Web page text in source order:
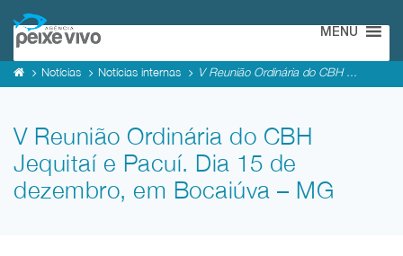
MENU
Notícias Notícias internas V Reunião Ordinária do CBH ...
V Reunião Ordinária do CBH
Jequitaí e Pacuí. Dia 15 de
dezembro, em Bocaiúva – MG